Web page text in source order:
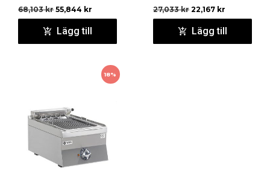
68,103kr 55,844 kr
Lägg till
27,033kr 22,167 kr
Lägg till
18%